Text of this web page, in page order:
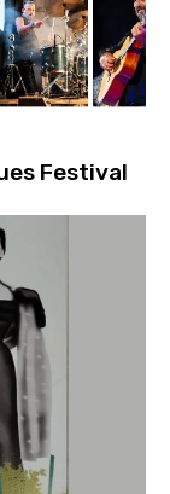
Festival